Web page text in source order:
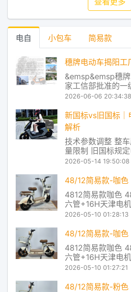
电自 小包车 简易款
穗牌电动车揭阳工
&emsp&emsp穗
家工信部批准的一
产企业，同时也是
行车生产企业。作
摩托车、电动自行
造与销售的现代化
下穗牌品
2026-06-06 20:34:38
新国标vs旧国标｜
解析
技术参数调整 整
量限制 旧国标规
不得超过55kg 新
限 2 外廓尺寸要求
辆设计更加紧凑 3
2026-05-14 19:50:08
48/12简易款-咖色
4812简易款咖色
六管+16H天津电
110大鼓，有底铁
器主芯片对电池的
用率进行了实时匹
2026-05-10 01:28:13
48/12简易款-咖色
4812简易款咖色
六管+16H天津电
110大鼓，有底铁
器主芯片对电池的
2026-05-10 01:27:21
48/12简易款-粉色